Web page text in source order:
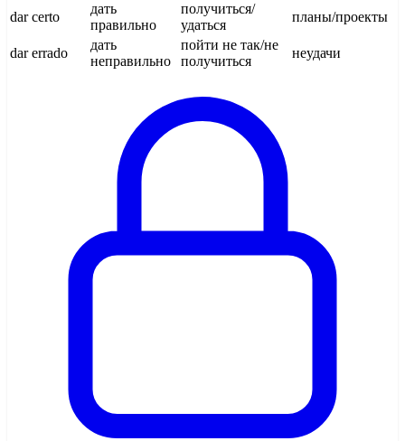
dar certo
дать
правильно
получиться/
удаться
планы/проекты
dar errado
дать
неправильно
пойти не так/не
получиться
неудачи